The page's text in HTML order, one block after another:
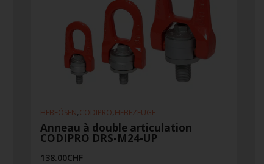
HEBEÖSEN,CODIPRO,HEBEZEUGE
Anneau à double articulation
CODIPRO DRS-M24-UP
138.00CHF